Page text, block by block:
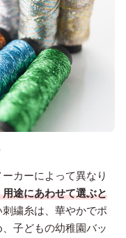
カーによって異なり
途にあわせて選ぶと
繍糸は、華やかでポ
子どもの幼稚園バッ